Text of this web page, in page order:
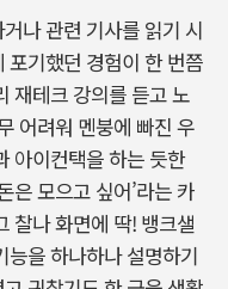
나 관련 기사를 읽기 시
포기했던 경험이 한 번쯤
재테크 강의를 듣고 노
어려워 멘붕에 빠진 우
아이컨택을 하는 듯한
은 모으고 싶어’라는 카
찰나 화면에 딱! 뱅크샐
을 하나하나 설명하기